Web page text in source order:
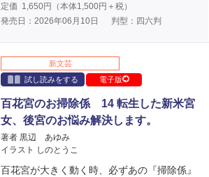
定価 1,650円（本体1,500円＋税）
発売日：2026年06月10日
判型：四六判
新文芸
試し読みをする
電子版
百花宮のお掃除係 14 転生した新米宮
女、後宮のお悩み解決します。
著者 黒辺 あゆみ
イラスト しのとうこ
百花宮が大きく動く時、必ずあの『掃除係』